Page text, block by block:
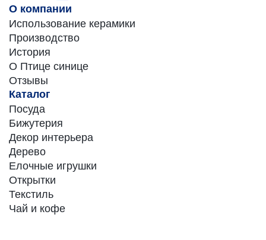
О компании
Использование керамики
Производство
История
О Птице синице
Отзывы
Каталог
Посуда
Бижутерия
Декор интерьера
Дерево
Елочные игрушки
Открытки
Текстиль
Чай и кофе